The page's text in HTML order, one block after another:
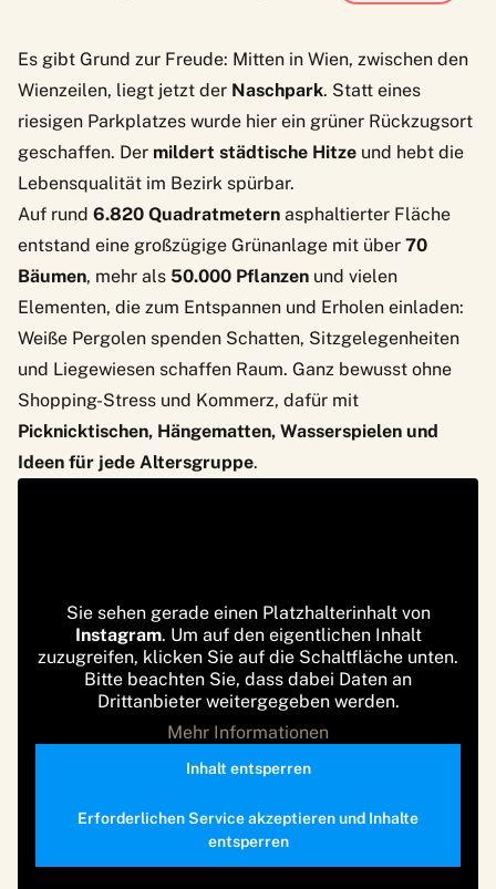
Es gibt Grund zur Freude: Mitten in Wien, zwischen den
Wienzeilen, liegt jetzt der Naschpark. Statt eines
riesigen Parkplatzes wurde hier ein grüner Rückzugsort
geschaffen. Der mildert städtische Hitze und hebt die
Lebensqualität im Bezirk spürbar.
Auf rund 6.820 Quadratmetern asphaltierter Fläche
entstand eine großzügige Grünanlage mit über 70
Bäumen, mehr als 50.000 Pflanzen und vielen
Elementen, die zum Entspannen und Erholen einladen:
Weiße Pergolen spenden Schatten, Sitzgelegenheiten
und Liegewiesen schaffen Raum. Ganz bewusst ohne
Shopping-Stress und Kommerz, dafür mit
Picknicktischen, Hängematten, Wasserspielen und
Ideen für jede Altersgruppe.
Sie sehen gerade einen Platzhalterinhalt von
Instagram. Um auf den eigentlichen Inhalt
zuzugreifen, klicken Sie auf die Schaltfläche unten.
Bitte beachten Sie, dass dabei Daten an
Drittanbieter weitergegeben werden.
Mehr Informationen
Inhalt entsperren
Erforderlichen Service akzeptieren und Inhalte
entsperren